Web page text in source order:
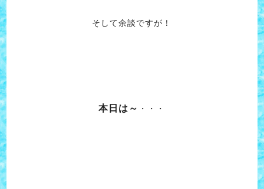
そして余談ですが！
本日は～ ・・・